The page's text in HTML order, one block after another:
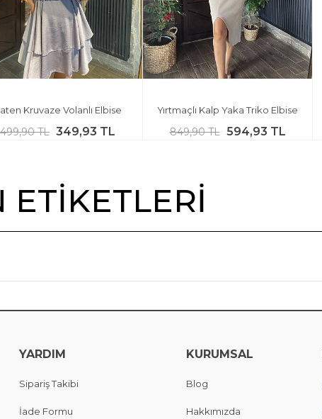
Kruvaze Volanlı Elbise
499,90 TL 349,93 TL
Yırtmaçlı Kalp Yaka Triko Elbise
849,90 TL 594,93 TL
ETIKETLERI
YARDIM
Sipariş Takibi
İade Formu
KURUMSAL
Blog
Hakkımızda